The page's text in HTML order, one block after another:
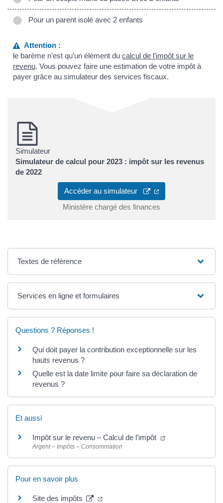
Pour un parent isolé avec 2 enfants
Attention :
le barème n’est qu’un élément ducalcul de l’impôt sur le
revenu. Vous pouvez faire une estimation de votre impôt à
payer grâce au simulateur des services fiscaux.
Simulateur
Simulateur de calcul pour 2023 : impôt sur les revenus
de 2022
Accéder au simulateur
(ouverture dans un
Ministère chargé des finances
Textes de référence
Services en ligne et formulaires
Questions ? Réponses !
Qui doit payer la contribution exceptionnelle sur les
hauts revenus ?
Quelle est la date limite pour faire sa déclaration de
revenus ?
Et aussi
Impôt sur le revenu – Calcul de l’impôt (ouverture dans
Argent – Impôts – Consommation
Pour en savoir plus
Site des impôts (ouverture dans un nouvel onglet)